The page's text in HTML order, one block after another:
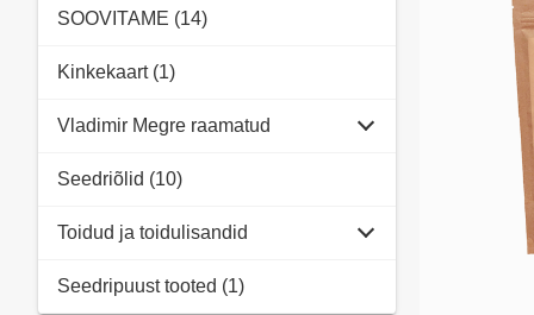
SOOVITAME (14)
Kinkekaart (1)
Vladimir Megre raamatud
Seedriõlid (10)
Toidud ja toidulisandid
Seedripuust tooted (1)